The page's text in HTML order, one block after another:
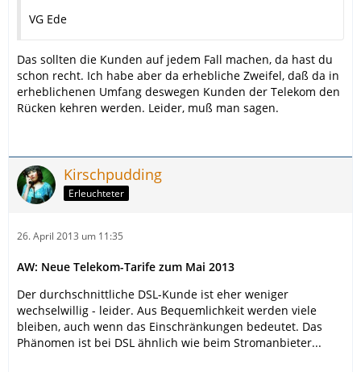
VG Ede
Das sollten die Kunden auf jedem Fall machen, da hast du
schon recht. Ich habe aber da erhebliche Zweifel, daß da in
erheblichenen Umfang deswegen Kunden der Telekom den
Rücken kehren werden. Leider, muß man sagen.
Kirschpudding
Erleuchteter
26. April 2013 um 11:35
AW: Neue Telekom-Tarife zum Mai 2013
Der durchschnittliche DSL-Kunde ist eher weniger
wechselwillig - leider. Aus Bequemlichkeit werden viele
bleiben, auch wenn das Einschränkungen bedeutet. Das
Phänomen ist bei DSL ähnlich wie beim Stromanbieter...